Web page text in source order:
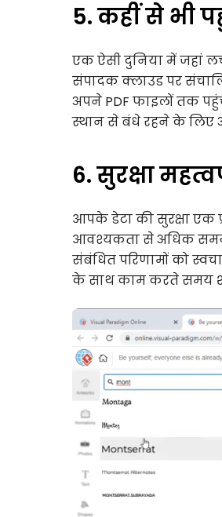
5. कहीं से भी
एक ऐसी दुनिया में जहां
संपादक क्लाउड पर
अपने PDF फाइलों तक
स्थान से बंधे रहने के लिए
6. सुरक्षा
आपके डेटा की सुरक्षा एक
आवश्यकता से अधिक समय
संबंधित परिणामों को
के साथ काम करते समय